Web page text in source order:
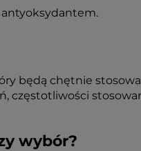
antyoksydantem.
będą chętnie
wybór?